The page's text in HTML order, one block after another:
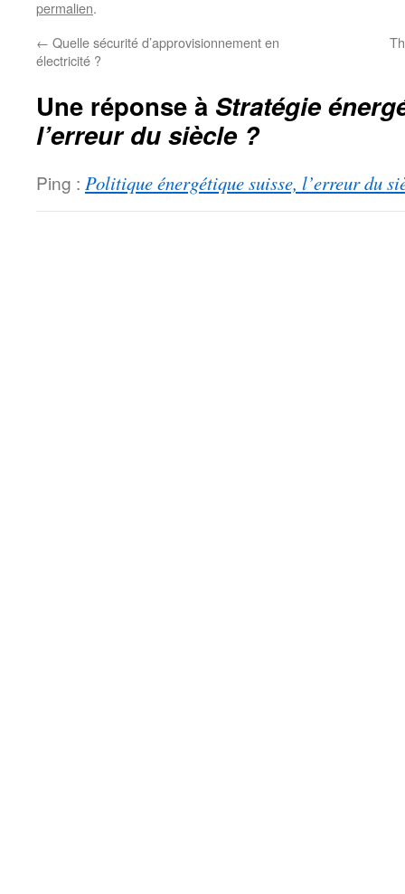
permalien.
← Quelle sécurité d’approvisionnement en
électricité ?
Une réponse à Stratégie
l’erreur du siècle ?
Ping : Politique énergétique suisse, l’erreur du